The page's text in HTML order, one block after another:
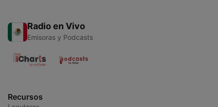
Radio en Vivo
Emisoras y Podcasts
Recursos